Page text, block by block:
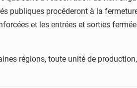
publiques procéderont à la
et les entrées et sorties
régions, toute unité de